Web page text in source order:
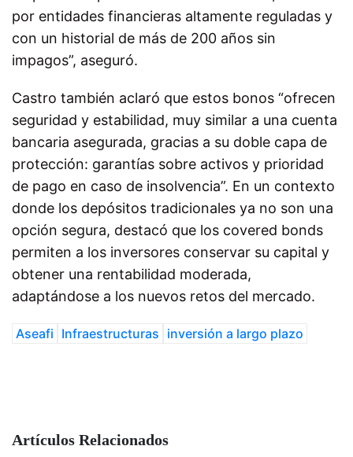
por entidades financieras altamente reguladas y
con un historial de más de 200 años sin
impagos”, aseguró.
Castro también aclaró que estos bonos “ofrecen
seguridad y estabilidad, muy similar a una cuenta
bancaria asegurada, gracias a su doble capa de
protección: garantías sobre activos y prioridad
de pago en caso de insolvencia”. En un contexto
donde los depósitos tradicionales ya no son una
opción segura, destacó que los covered bonds
permiten a los inversores conservar su capital y
obtener una rentabilidad moderada,
adaptándose a los nuevos retos del mercado.
Aseafi Infraestructuras inversión a largo plazo
Artículos Relacionados